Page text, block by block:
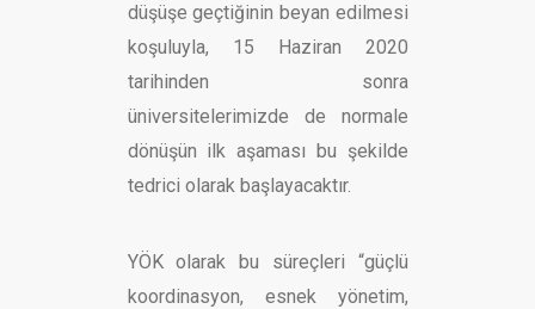
düşüşe geçtiğinin beyan edilmesi
koşuluyla, 15 Haziran 2020
tarihinden sonra
üniversitelerimizde de normale
dönüşün ilk aşaması bu şekilde
tedrici olarak başlayacaktır.
YÖK olarak bu süreçleri “güçlü
koordinasyon, esnek yönetim,